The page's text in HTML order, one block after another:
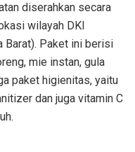
diserahkan secara
wilayah DKI
Barat). Paket ini berisi
mie instan, gula
paket higienitas, yaitu
dan juga vitamin C